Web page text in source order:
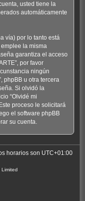
usted tiene la
automáticamente
vía) por lo tanto está
la misma
garantiza el acceso
por favor
ningún
phpBB u otra tercera
Si olvidó la
“Olvidé mi
proceso le solicitará
el software phpBB
su cuenta.
horarios son UTC+01:00